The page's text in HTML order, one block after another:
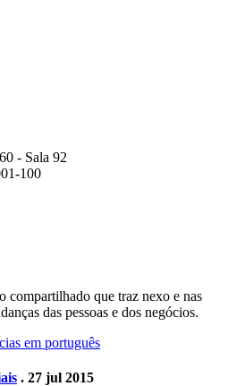
- Sala 92
100
compartilhado que traz nexo e nas
das pessoas e dos negócios.
. 27 jul 2015